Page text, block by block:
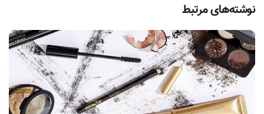
نوشته‌های مرتبط